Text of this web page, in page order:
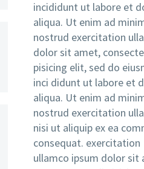
incididunt ut labore et
aliqua. Ut enim ad
nostrud exercitation
dolor sit amet,
pisicing elit, sed do
inci didunt ut labore et
aliqua. Ut enim ad
nostrud exercitation
nisi ut aliquip ex ea
consequat. exercitation
ullamco ipsum dolor sit